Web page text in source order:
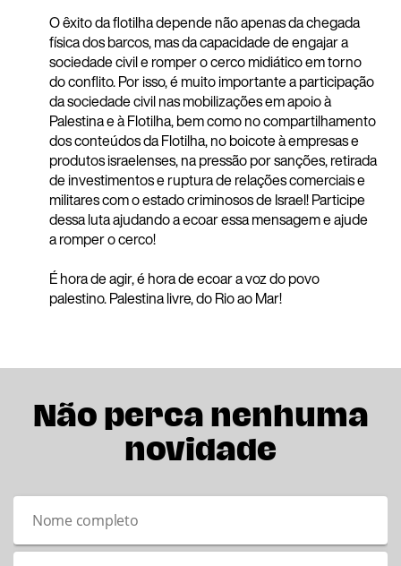
O êxito da flotilha depende não apenas da chegada
física dos barcos, mas da capacidade de engajar a
sociedade civil e romper o cerco midiático em torno
do conflito. Por isso, é muito importante a participação
da sociedade civil nas mobilizações em apoio à
Palestina e à Flotilha, bem como no compartilhamento
dos conteúdos da Flotilha, no boicote à empresas e
produtos israelenses, na pressão por sanções, retirada
de investimentos e ruptura de relações comerciais e
militares com o estado criminosos de Israel! Participe
dessa luta ajudando a ecoar essa mensagem e ajude
a romper o cerco!
É hora de agir, é hora de ecoar a voz do povo
palestino. Palestina livre, do Rio ao Mar!
Não perca nenhuma
novidade